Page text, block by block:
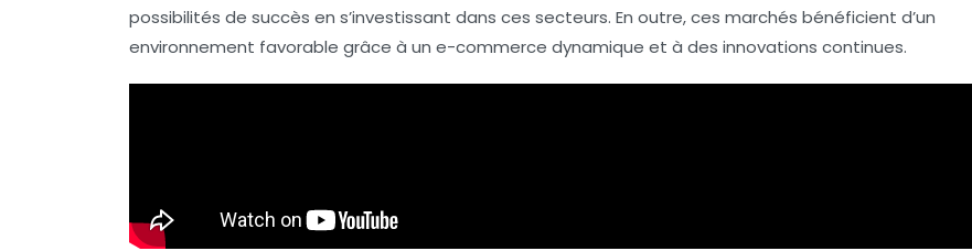
possibilités de succès en s’investissant dans ces secteurs. En outre, ces marchés bénéficient d’un
environnement favorable grâce à un e-commerce dynamique et à des innovations continues.